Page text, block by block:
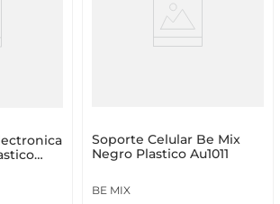
Soporte Celular Be Mix
Negro Plastico Au1011
BE MIX